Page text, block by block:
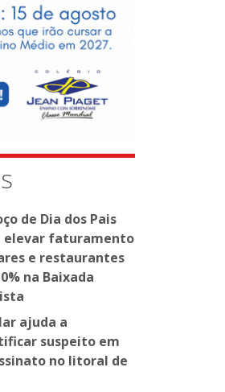
de Dia dos Pais
elevar faturamento
e restaurantes
na Baixada
ajuda a
suspeito em
no litoral de